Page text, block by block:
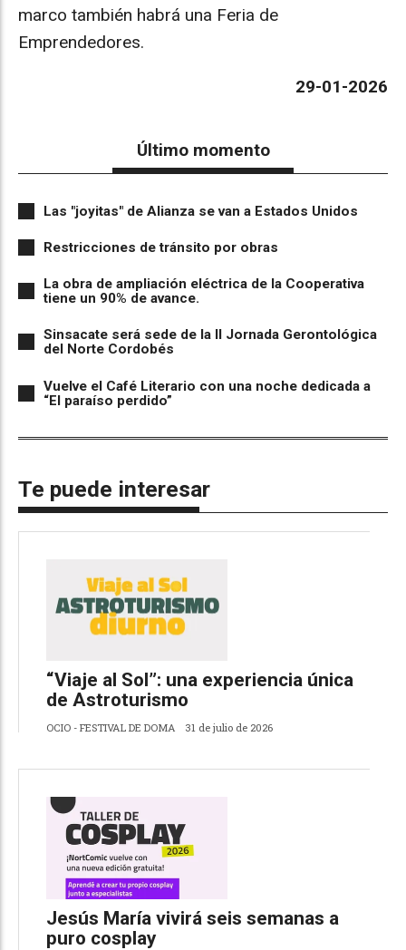
marco también habrá una Feria de
Emprendedores.
29-01-2026
Último momento
Las "joyitas" de Alianza se van a Estados Unidos
Restricciones de tránsito por obras
La obra de ampliación eléctrica de la Cooperativa
tiene un 90% de avance.
Sinsacate será sede de la II Jornada Gerontológica
del Norte Cordobés
Vuelve el Café Literario con una noche dedicada a
“El paraíso perdido”
Te puede interesar
“Viaje al Sol”: una experiencia única
de Astroturismo
OCIO - FESTIVAL DE DOMA 31 de julio de 2026
Jesús María vivirá seis semanas a
puro cosplay